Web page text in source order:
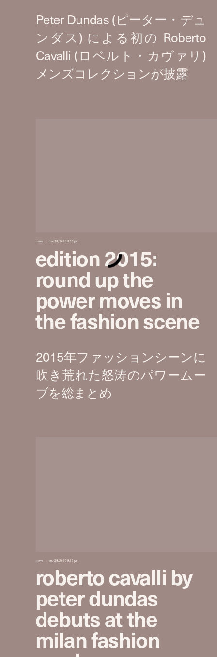
news dec 28, 2015 8:55 pm
edition 2015:
round up the
power moves in
the fashion scene
news sep 29, 2015 9:13 pm
roberto cavalli by
peter dundas
debuts at the
milan fashion